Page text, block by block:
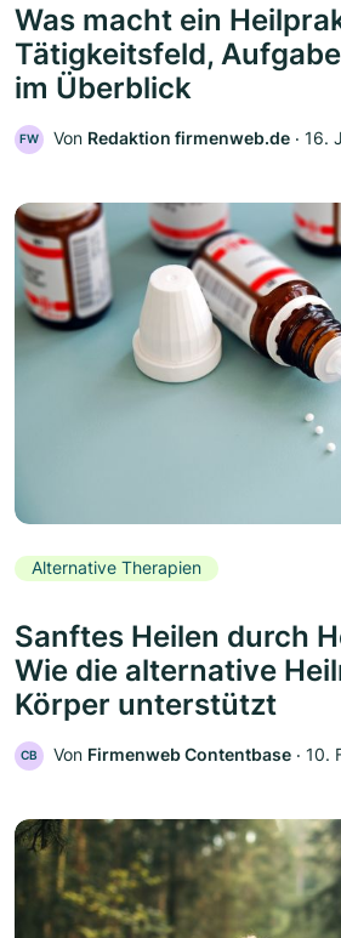
Was macht ein
Tätigkeitsfeld,
im Überblick
FW Von Redaktion firmenweb.de ‧ 16.
Alternative Therapien
Sanftes Heilen durch
Wie die alternative
Körper unterstützt
CB Von Firmenweb Contentbase ‧ 10.